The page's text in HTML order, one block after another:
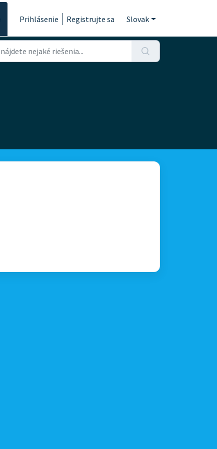
Prihlásenie Registrujte sa Slovak